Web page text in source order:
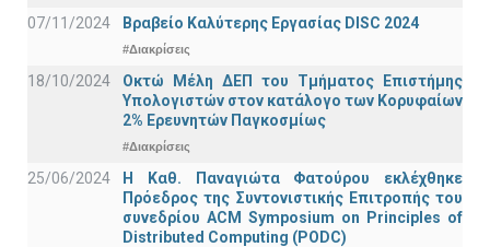
07/11/2024 Βραβείο Καλύτερης Εργασίας DISC 2024
#Διακρίσεις
18/10/2024
Οκτώ Μέλη ΔΕΠ του Τμήματος Επιστήμης
Υπολογιστών στον κατάλογο των Κορυφαίων
2% Ερευνητών Παγκοσμίως
#Διακρίσεις
25/06/2024
Η Καθ. Παναγιώτα Φατούρου εκλέχθηκε
Πρόεδρος της Συντονιστικής Επιτροπής του
συνεδρίου ACM Symposium on Principles of
Distributed Computing (PODC)